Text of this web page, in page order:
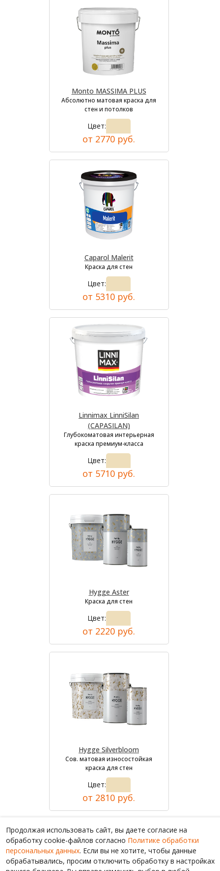
Monto MASSIMA PLUS
Абсолютно матовая краска для
стен и потолков
Цвет:
от 2770 руб.
Caparol Malerit
Краска для стен
Цвет:
от 5310 руб.
Linnimax LinniSilan
(CAPASILAN)
Глубокоматовая интерьерная
краска премиум-класса
Цвет:
от 5710 руб.
Hygge Aster
Краска для стен
Цвет:
от 2220 руб.
Hygge Silverbloom
Сов. матовая износостойкая
краска для стен
Цвет:
от 2810 руб.
Продолжая использовать сайт, вы даете согласие на
обработку cookie-файлов согласно Политике обработки
персональных данных. Если вы не хотите, чтобы данные
обрабатывались, просим отключить обработку в настройках